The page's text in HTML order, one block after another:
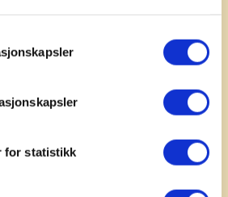
for statistikk
tips til aktiviteter å
uke. Alle aktivitetene
mot fagfornyelsen i skolen.
mange